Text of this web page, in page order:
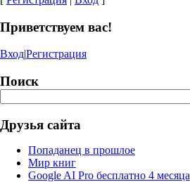
Приветствуем вас!
Вход|Регистрация
Поиск
Друзья сайта
Попаданец в прошлое
Мир книг
Google AI Pro бесплатно 4 месяца